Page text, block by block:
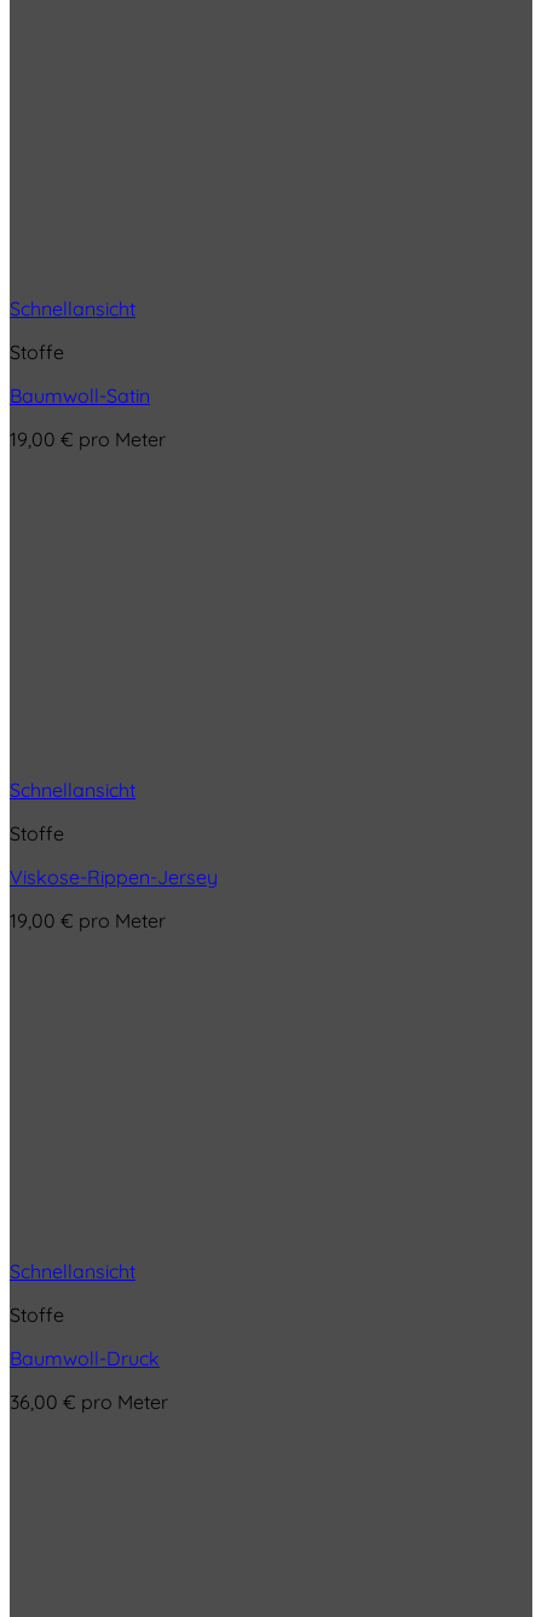
Schnellansicht
Stoffe
Baumwoll-Satin
19,00 € pro Meter
Schnellansicht
Stoffe
Viskose-Rippen-Jersey
19,00 € pro Meter
Schnellansicht
Stoffe
Baumwoll-Druck
36,00 € pro Meter